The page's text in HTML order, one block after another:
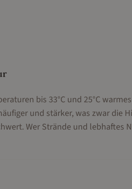
bis 33°C und 25°C
und stärker, was zwar die
Wer Strände und lebhaftes